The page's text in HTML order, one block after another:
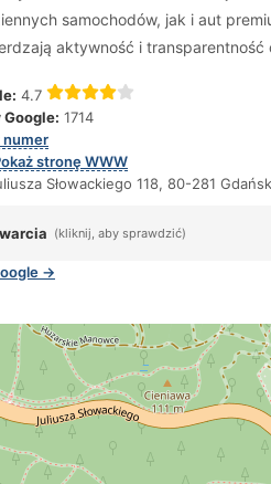
samochodów, jak i aut
aktywność i transparentność
4.7
1714
numer
stronę WWW
Słowackiego 118, 80-281 Gdańsk
(kliknij, aby sprawdzić)
→